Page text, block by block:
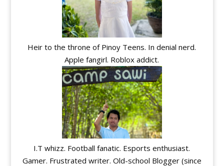
Heir to the throne of Pinoy Teens. In denial nerd.
Apple fangirl. Roblox addict.
I.T whizz. Football fanatic. Esports enthusiast.
Gamer. Frustrated writer. Old-school Blogger (since